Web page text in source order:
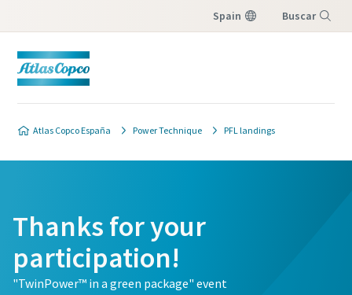
Spain Buscar
Atlas Copco España Power Technique PFL landings
Thanks for your
participation!
"TwinPower™ in a green package" event